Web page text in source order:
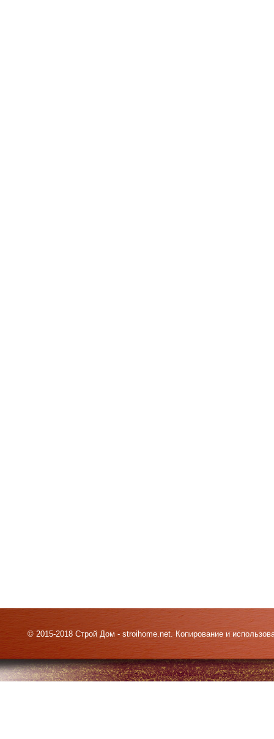
© 2015-2018 Строй Дом - stroihome.net. Копирование и